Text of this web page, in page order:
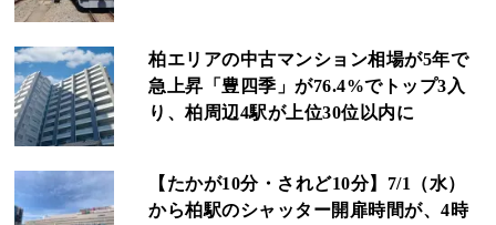
柏エリアの中古マンション相場が5年で
急上昇「豊四季」が76.4%でトップ3入
り、柏周辺4駅が上位30位以内に
【たかが10分・されど10分】7/1（水）
から柏駅のシャッター開扉時間が、4時